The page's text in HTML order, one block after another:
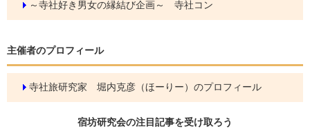
～寺社好き男女の縁結び企画～ 寺社コン
主催者のプロフィール
寺社旅研究家 堀内克彦（ほーりー）のプロフィール
宿坊研究会の注目記事を受け取ろう